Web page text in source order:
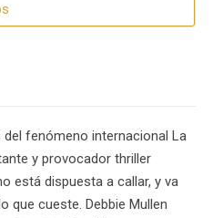
fenómeno internacional La
y provocador thriller
está dispuesta a callar, y va
que cueste. Debbie Mullen